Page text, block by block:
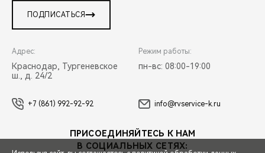
ПОДПИСАТЬСЯ
Адрес:
Краснодар, Тургеневское
ш., д. 24/2
Режим работы:
пн-вс: 08:00-19:00
+7 (861) 992-92-92 info@rvservice-k.ru
ПРИСОЕДИНЯЙТЕСЬ К НАМ
В СОЦИАЛЬНЫХ СЕТЯХ: